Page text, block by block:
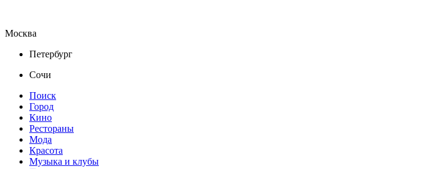
Москва
Петербург
Сочи
Поиск
Город
Кино
Рестораны
Мода
Красота
Музыка и клубы